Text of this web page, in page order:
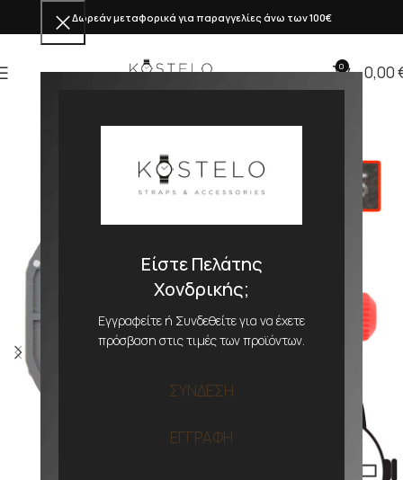
Είστε Πελάτης
Χονδρικής;
Εγγραφείτε ή Συνδεθείτε για να έχετε
πρόσβαση στις τιμές των προϊόντων.
ΣΥΝΔΕΣΗ
ΕΓΓΡΑΦΗ
Δωρεάν μεταφορικά για παραγγελίες άνω των 100€
0 0,00